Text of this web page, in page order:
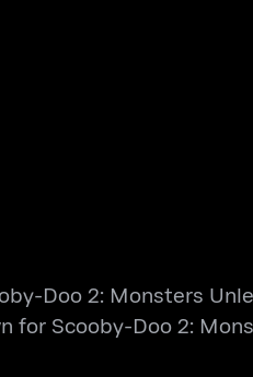
Doo 2: Monsters
for Scooby-Doo 2: